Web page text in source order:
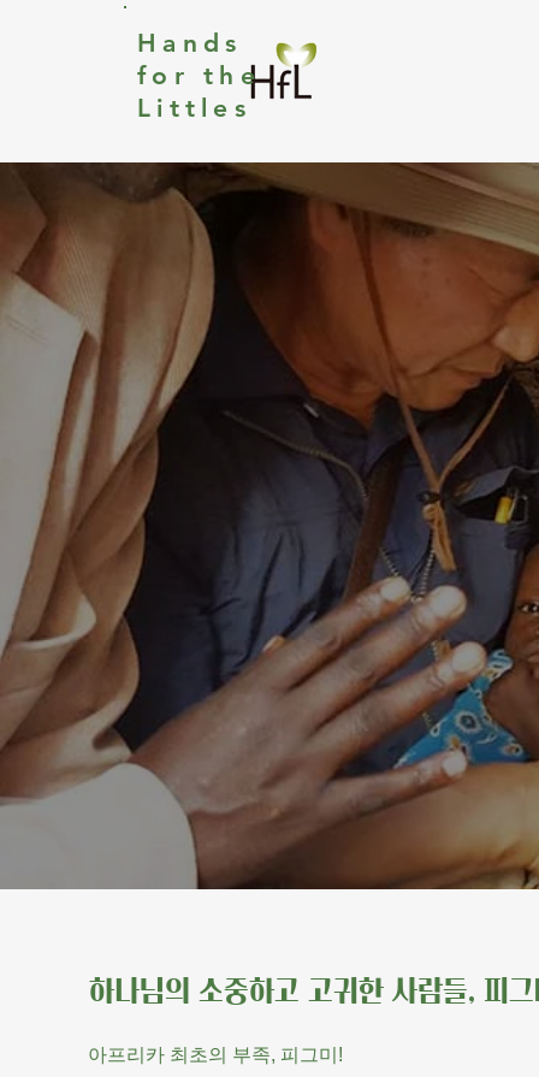
Hands
for the
Littles
하나님의 소중하고 고귀한 사람들, 피
아프리카 최초의 부족, 피그미!